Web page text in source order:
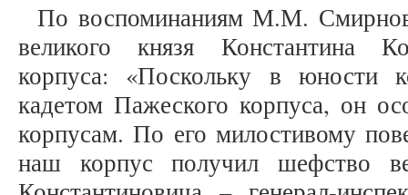
По воспоминаниям М.М.
великого князя Константина
корпуса: «Поскольку в юности
кадетом Пажеского корпуса, он
корпусам. По его милостивому
наш корпус получил шефство